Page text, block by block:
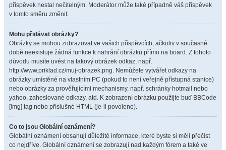
příspěvek nestal nečitelným. Moderátor může také případně váš příspěvek
v tomto směru změnit.
Mohu přidávat obrázky?
Obrázky se mohou zobrazovat ve vašich příspěvcích, ačkoliv v současné
době neexistuje žádná funkce k nahrání obrázků přímo na board. Z tohoto
důvodu musíte uvést na takový obrázek odkaz, např.
http://www.priklad.cz/muj-obrazek.png. Nemůžete vytvářet odkazy na
obrázky umístěné na vlastním PC (pokud to není veřejně přístupná stanice)
nebo obrázky za prověřujícími mechanismy, např. schránky hotmail nebo
yahoo, zaheslované odkazy, atd. K zobrazení obrázku použijte buď BBCode
[img] tag nebo příslušné HTML (je-li povoleno).
Co to jsou Globální oznámení?
Globální oznámení obsahují důležité informace, které byste si měli přečíst
co nejdříve. Globální oznámení se zobrazují nad každým fórem a také ve